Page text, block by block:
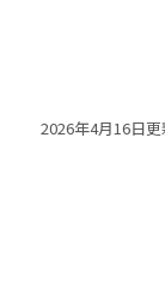
2026年4月16日